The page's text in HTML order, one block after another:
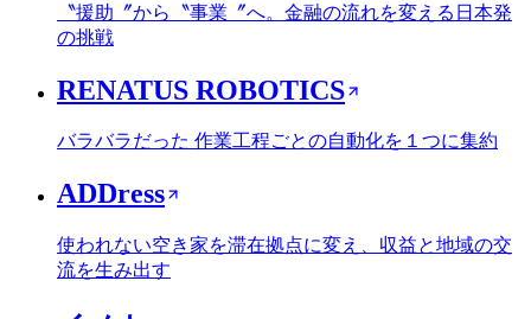
〝援助〞から〝事業〞へ。金融の流れを変える日本発
の挑戦
RENATUS ROBOTICS
バラバラだった 作業工程ごとの自動化を１つに集約
ADDress
使われない空き家を滞在拠点に変え、収益と地域の交
流を生み出す